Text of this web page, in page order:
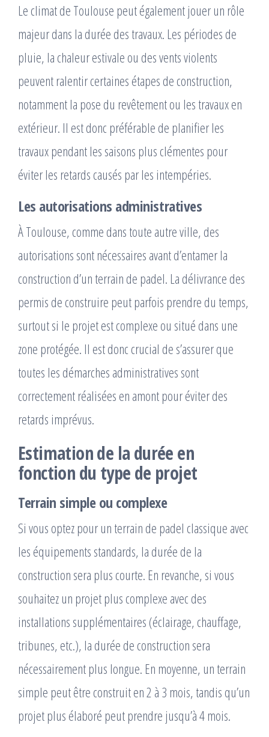
Le climat de Toulouse peut également jouer un rôle
majeur dans la durée des travaux. Les périodes de
pluie, la chaleur estivale ou des vents violents
peuvent ralentir certaines étapes de construction,
notamment la pose du revêtement ou les travaux en
extérieur. Il est donc préférable de planifier les
travaux pendant les saisons plus clémentes pour
éviter les retards causés par les intempéries.
Les autorisations administratives
À Toulouse, comme dans toute autre ville, des
autorisations sont nécessaires avant d’entamer la
construction d’un terrain de padel. La délivrance des
permis de construire peut parfois prendre du temps,
surtout si le projet est complexe ou situé dans une
zone protégée. Il est donc crucial de s’assurer que
toutes les démarches administratives sont
correctement réalisées en amont pour éviter des
retards imprévus.
Estimation de la durée en
fonction du type de projet
Terrain simple ou complexe
Si vous optez pour un terrain de padel classique avec
les équipements standards, la durée de la
construction sera plus courte. En revanche, si vous
souhaitez un projet plus complexe avec des
installations supplémentaires (éclairage, chauffage,
tribunes, etc.), la durée de construction sera
nécessairement plus longue. En moyenne, un terrain
simple peut être construit en 2 à 3 mois, tandis qu’un
projet plus élaboré peut prendre jusqu’à 4 mois.